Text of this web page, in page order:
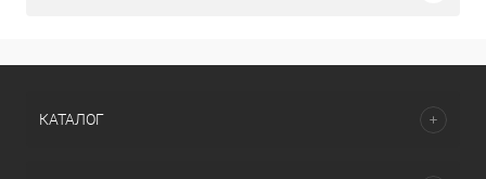
КАТАЛОГ